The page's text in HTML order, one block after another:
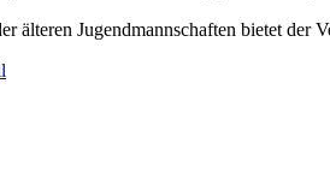
älteren Jugendmannschaften bietet der